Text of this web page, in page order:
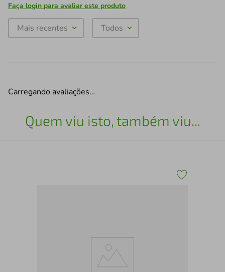
Faça login para avaliar este produto
Mais recentes Todos
Carregando avaliações…
Quem viu isto, também viu...